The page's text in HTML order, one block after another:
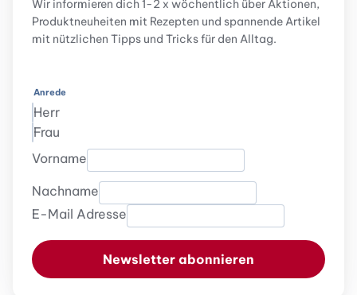
Wir informieren dich 1-2 x wöchentlich über Aktionen,
Produktneuheiten mit Rezepten und spannende Artikel
mit nützlichen Tipps und Tricks für den Alltag.
Anrede
Herr
Frau
Vorname
Nachname
E-Mail Adresse
Newsletter abonnieren